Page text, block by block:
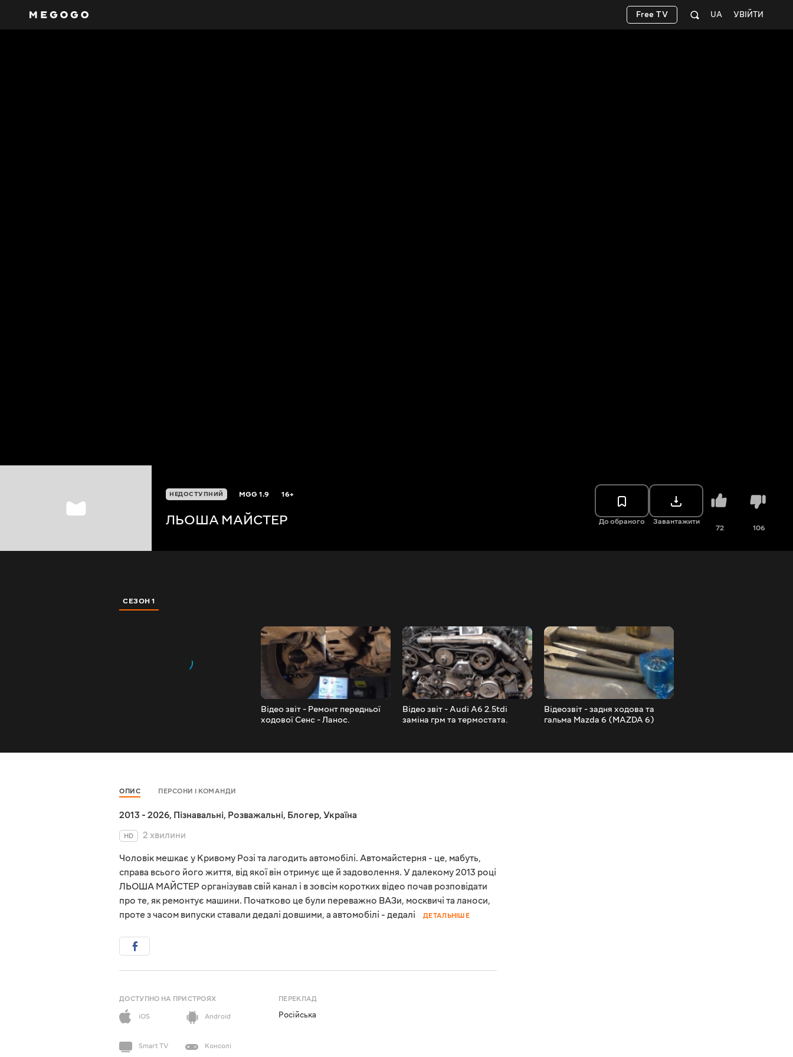
УВІЙТИ
UA
Free TV
НЕДОСТУПНИЙ MGG1.9 16+
ЛЬОША МАЙСТЕР До обраного Завантажити
72 106
СЕЗОН 1
Відео звіт - Ремонт передньої
ходової Сенс - Ланос.
Відео звіт - Audi A6 2.5tdi
заміна грм та термостата.
Відеозвіт - задня ходова та
гальма Mazda 6 (MAZDA 6)
ОПИС ПЕРСОНИ І КОМАНДИ
2013 - 2026, Пізнавальні, Розважальні, Блогер, Україна
HD
2 хвилини
Чоловік мешкає у Кривому Розі та лагодить автомобілі. Автомайстерня - це, мабуть,
справа всього його життя, від якої він отримує ще й задоволення. У далекому 2013 році
ЛЬOША МАЙСТЕР організував свій канал і в зовсім коротких відео почав розповідати
про те, як ремонтує машини. Початково це були переважно ВАЗи, москвичі та ланоси,
проте з часом випуски ставали дедалі довшими, а автомобілі - дедалі
ДЕТАЛЬНІШЕ
ДОСТУПНО НА ПРИСТРОЯХ
iOS
Android
Smart TV Консолі
ПЕРЕКЛАД
Російська